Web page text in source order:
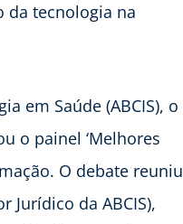
da tecnologia na
em Saúde (ABCIS), o
o painel ‘Melhores
O debate reuniu
Jurídico da ABCIS),